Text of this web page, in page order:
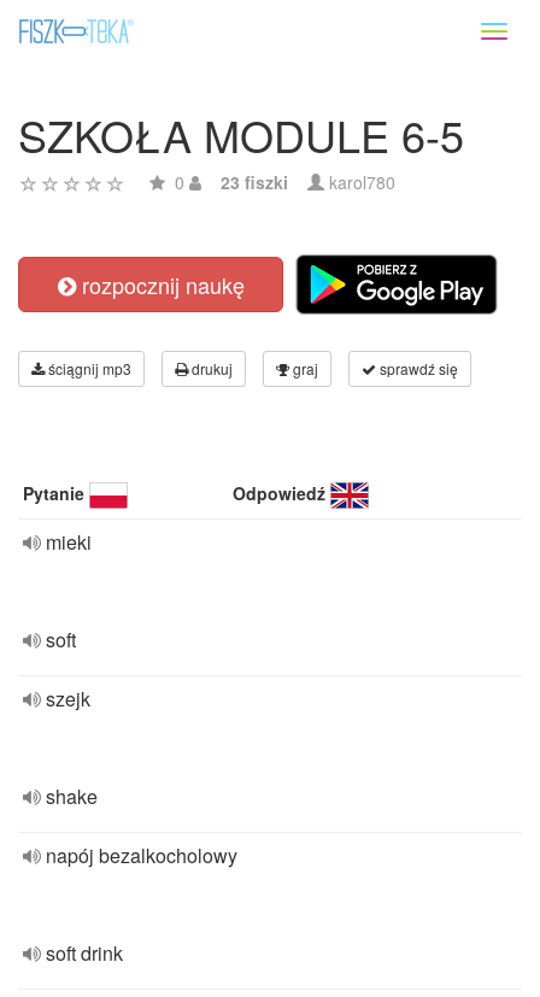
SZKOŁA MODULE 6-5
0 23 fiszki karol780
rozpocznij naukę
ściągnij mp3 drukuj graj sprawdź się
Pytanie Odpowiedź
mieki
soft
szejk
shake
napój bezalkocholowy
soft drink